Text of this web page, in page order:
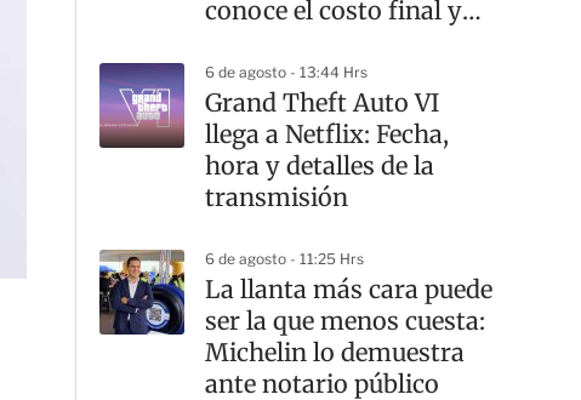
conoce el costo final y
6 de agosto - 13:44 Hrs
Grand Theft Auto VI
llega a Netflix: Fecha,
hora y detalles de la
transmisión
6 de agosto - 11:25 Hrs
La llanta más cara puede
ser la que menos cuesta:
Michelin lo demuestra
ante notario público